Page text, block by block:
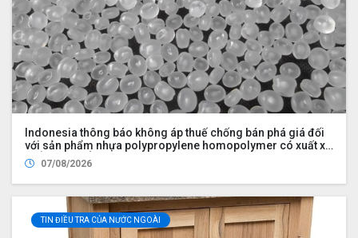
Indonesia thông báo không áp thuế chống bán phá giá đối
với sản phẩm nhựa polypropylene homopolymer có xuất xứ
từ Ả Rập Xê Út, Malaysia, Trung Quốc, Philippines, Hàn
Quốc, Singapore, Thái Lan và Việt Nam
07/08/2026
TIN ĐIỀU TRA CỦA NƯỚC NGOÀI